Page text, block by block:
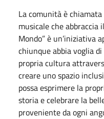
La comunità è
musicale che abbraccia
Mondo” è un’iniziativa
chiunque abbia voglia
propria cultura
creare uno spazio
possa esprimere la
storia e celebrare la
proveniente da ogni